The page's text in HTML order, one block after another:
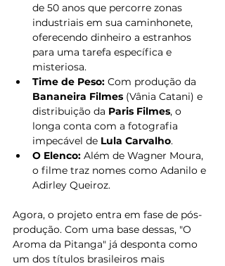
de 50 anos que percorre zonas
industriais em sua caminhonete,
oferecendo dinheiro a estranhos
para uma tarefa específica e
misteriosa.
Time de Peso: Com produção da
Bananeira Filmes (Vânia Catani) e
distribuição da Paris Filmes, o
longa conta com a fotografia
impecável de Lula Carvalho.
O Elenco: Além de Wagner Moura,
o filme traz nomes como Adanilo e
Adirley Queiroz.
Agora, o projeto entra em fase de pós-
produção. Com uma base dessas, "O
Aroma da Pitanga" já desponta como
um dos títulos brasileiros mais